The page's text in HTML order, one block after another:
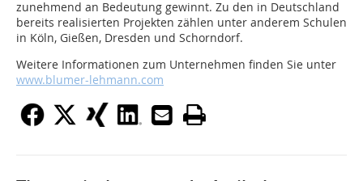
zunehmend an Bedeutung gewinnt. Zu den in Deutschland
bereits realisierten Projekten zählen unter anderem Schulen
in Köln, Gießen, Dresden und Schorndorf.
Weitere Informationen zum Unternehmen finden Sie unter
www.blumer-lehmann.com